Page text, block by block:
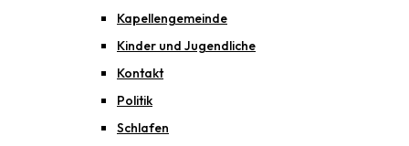
Kapellengemeinde
Kinder und Jugendliche
Kontakt
Politik
Schlafen